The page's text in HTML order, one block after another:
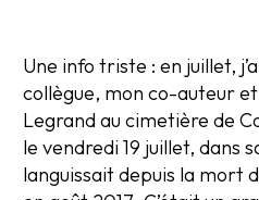
Une info triste : en juillet,
collègue, mon co-auteur
Legrand au cimetière de
le vendredi 19 juillet, dans
languissait depuis la mort